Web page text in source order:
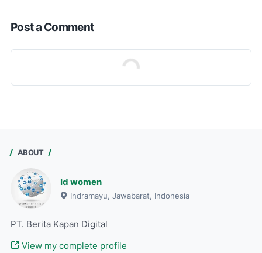
Post a Comment
ABOUT
Id women
Indramayu, Jawabarat, Indonesia
PT. Berita Kapan Digital
View my complete profile